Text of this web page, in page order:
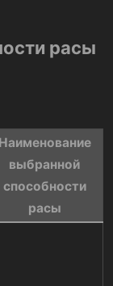
расы
Наименование
выбранной
способности
расы​